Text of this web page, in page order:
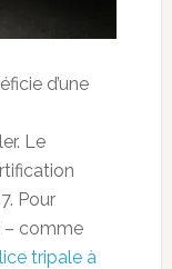
d’une
Le
Pour
– comme
tripale à